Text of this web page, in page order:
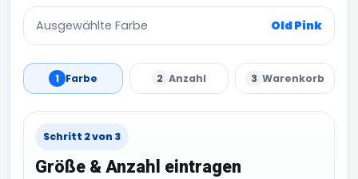
Ausgewählte Farbe Old Pink
1 Farbe 2 Anzahl 3 Warenkorb
Schritt 2 von 3
Größe & Anzahl eintragen